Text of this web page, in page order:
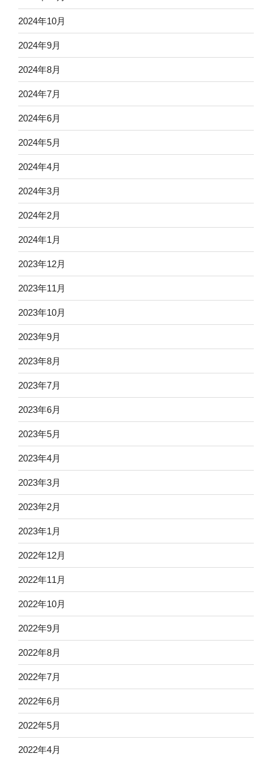
2024年10月
2024年9月
2024年8月
2024年7月
2024年6月
2024年5月
2024年4月
2024年3月
2024年2月
2024年1月
2023年12月
2023年11月
2023年10月
2023年9月
2023年8月
2023年7月
2023年6月
2023年5月
2023年4月
2023年3月
2023年2月
2023年1月
2022年12月
2022年11月
2022年10月
2022年9月
2022年8月
2022年7月
2022年6月
2022年5月
2022年4月